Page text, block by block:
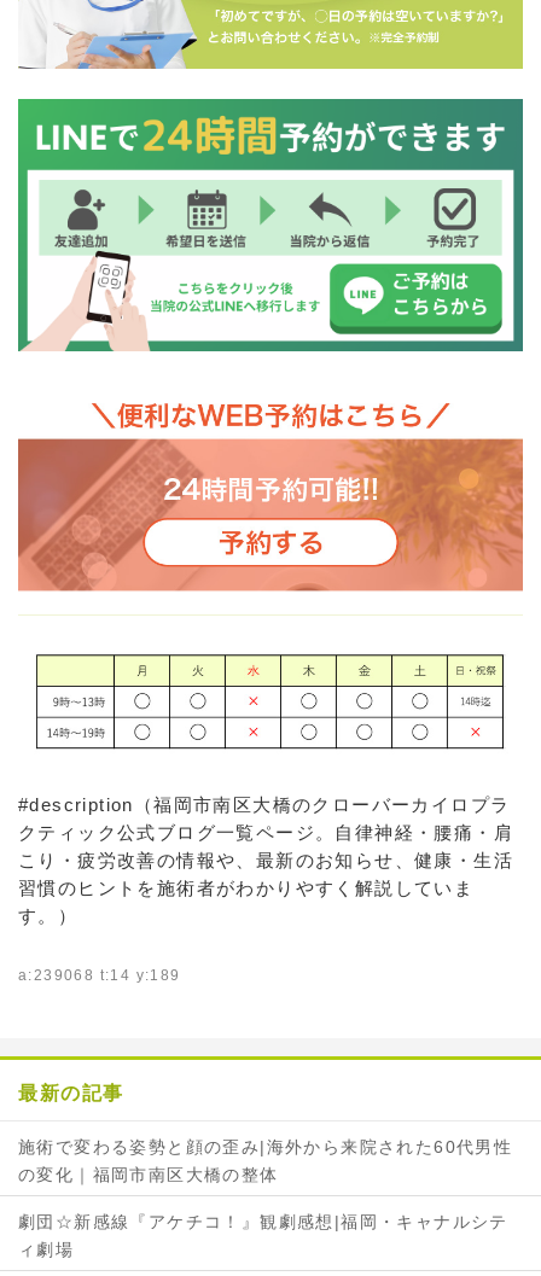
#description（福岡市南区大橋のクローバーカイロプラ
クティック公式ブログ一覧ページ。自律神経・腰痛・肩
こり・疲労改善の情報や、最新のお知らせ、健康・生活
習慣のヒントを施術者がわかりやすく解説していま
す。）
a:239068 t:14 y:189
最新の記事
施術で変わる姿勢と顔の歪み|海外から来院された60代男性
の変化｜福岡市南区大橋の整体
劇団☆新感線『アケチコ！』観劇感想|福岡・キャナルシテ
ィ劇場